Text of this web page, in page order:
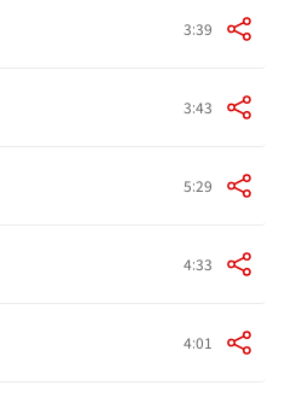
3:39
3:43
5:29
4:33
4:01